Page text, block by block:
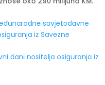
savjetodavne
iz Savezne
dani nositelja osiguranja iz